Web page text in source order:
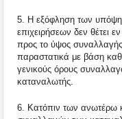
5. Η εξόφληση των
επιχειρήσεων δεν θέτει
προς το ύψος
παραστατικά με βάση
γενικούς όρους
καταναλωτής.
6. Κατόπιν των ανωτέρω